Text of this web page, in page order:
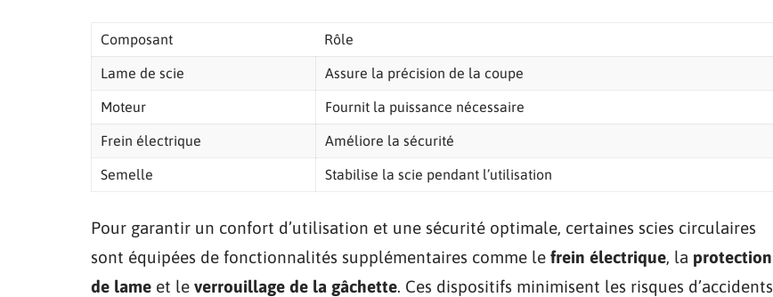
Composant Rôle
Lame de scie Assure la précision de la coupe
Moteur Fournit la puissance nécessaire
Frein électrique Améliore la sécurité
Semelle Stabilise la scie pendant l’utilisation
Pour garantir un confort d’utilisation et une sécurité optimale, certaines scies circulaires
sont équipées de fonctionnalités supplémentaires comme le frein électrique, la protection
de lame et le verrouillage de la gâchette. Ces dispositifs minimisent les risques d’accidents